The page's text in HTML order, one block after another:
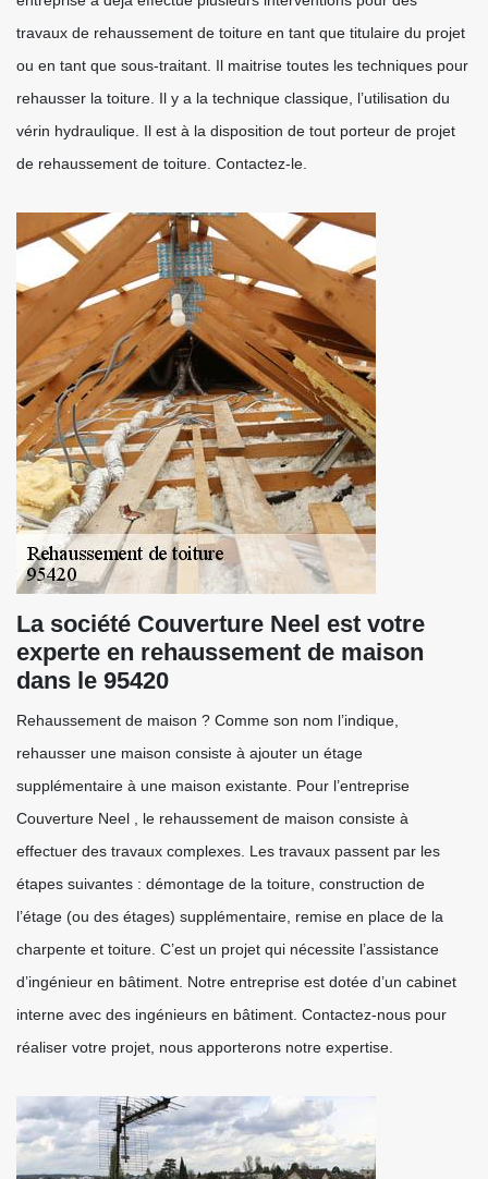
travaux de rehaussement de toiture en tant que titulaire du projet
ou en tant que sous-traitant. Il maitrise toutes les techniques pour
rehausser la toiture. Il y a la technique classique, l’utilisation du
vérin hydraulique. Il est à la disposition de tout porteur de projet
de rehaussement de toiture. Contactez-le.
La société Couverture Neel est votre
experte en rehaussement de maison
dans le 95420
Rehaussement de maison ? Comme son nom l’indique,
rehausser une maison consiste à ajouter un étage
supplémentaire à une maison existante. Pour l’entreprise
Couverture Neel , le rehaussement de maison consiste à
effectuer des travaux complexes. Les travaux passent par les
étapes suivantes : démontage de la toiture, construction de
l’étage (ou des étages) supplémentaire, remise en place de la
charpente et toiture. C’est un projet qui nécessite l’assistance
d’ingénieur en bâtiment. Notre entreprise est dotée d’un cabinet
interne avec des ingénieurs en bâtiment. Contactez-nous pour
réaliser votre projet, nous apporterons notre expertise.